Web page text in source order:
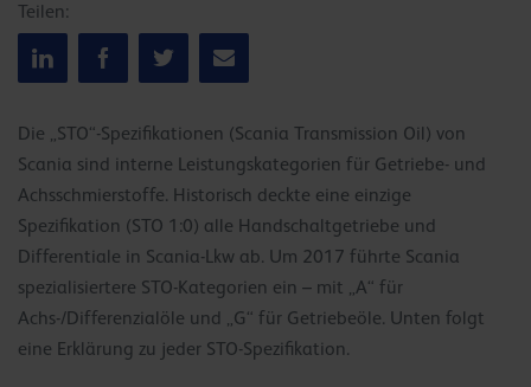
Teilen:
Die „STO“-Spezifikationen (Scania Transmission Oil) von
Scania sind interne Leistungskategorien für Getriebe- und
Achsschmierstoffe. Historisch deckte eine einzige
Spezifikation (STO 1:0) alle Handschaltgetriebe und
Differentiale in Scania-Lkw ab. Um 2017 führte Scania
spezialisiertere STO-Kategorien ein – mit „A“ für
Achs-/Differenzialöle und „G“ für Getriebeöle. Unten folgt
eine Erklärung zu jeder STO-Spezifikation.